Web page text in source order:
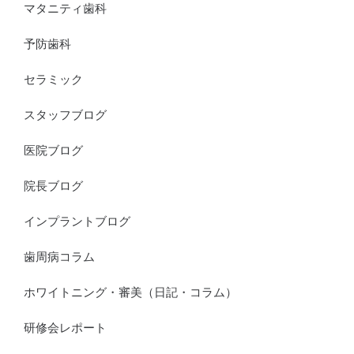
マタニティ歯科
予防歯科
セラミック
スタッフブログ
医院ブログ
院長ブログ
インプラントブログ
歯周病コラム
ホワイトニング・審美（日記・コラム）
研修会レポート